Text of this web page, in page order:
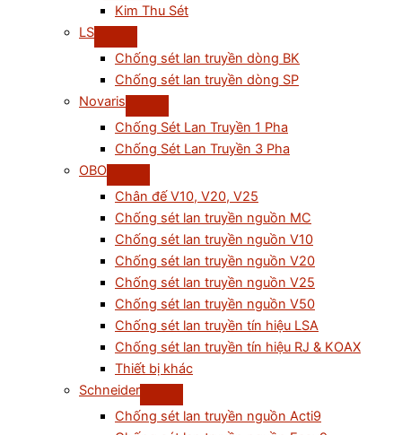
Kim Thu Sét
LS
Chống sét lan truyền dòng BK
Chống sét lan truyền dòng SP
Novaris
Chống Sét Lan Truyền 1 Pha
Chống Sét Lan Truyền 3 Pha
OBO
Chân đế V10, V20, V25
Chống sét lan truyền nguồn MC
Chống sét lan truyền nguồn V10
Chống sét lan truyền nguồn V20
Chống sét lan truyền nguồn V25
Chống sét lan truyền nguồn V50
Chống sét lan truyền tín hiệu LSA
Chống sét lan truyền tín hiệu RJ & KOAX
Thiết bị khác
Schneider
Chống sét lan truyền nguồn Acti9